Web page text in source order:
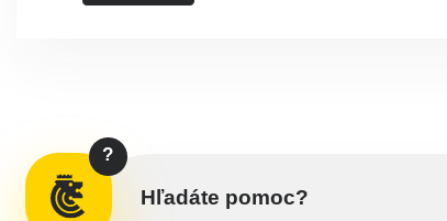
?
Hľadáte pomoc?